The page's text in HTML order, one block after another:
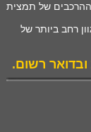
ההרכבים של תמצית
רחב ביותר של
ובדואר רשום.